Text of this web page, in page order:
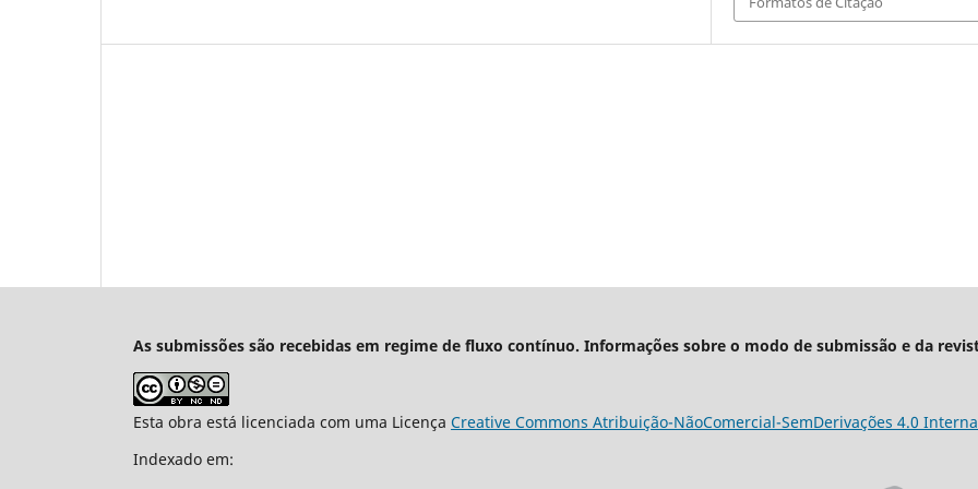
As submissões são recebidas em regime de fluxo contínuo. Informações sobre o modo de submissão e da
Esta obra está licenciada com uma Licença Creative Commons Atribuição-NãoComercial-SemDerivações 4.0
Indexado em: